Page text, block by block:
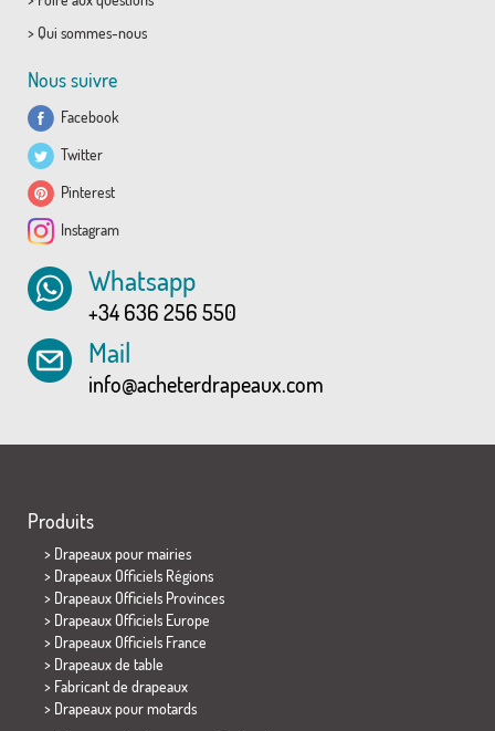
> Qui sommes-nous
Nous suivre
Facebook
Twitter
Pinterest
Instagram
Whatsapp
+34 636 256 550
Mail
info@acheterdrapeaux.com
Produits
> Drapeaux pour mairies
> Drapeaux Officiels Régions
> Drapeaux Officiels Provinces
> Drapeaux Officiels Europe
> Drapeaux Officiels France
> Drapeaux de table
> Fabricant de drapeaux
> Drapeaux pour motards